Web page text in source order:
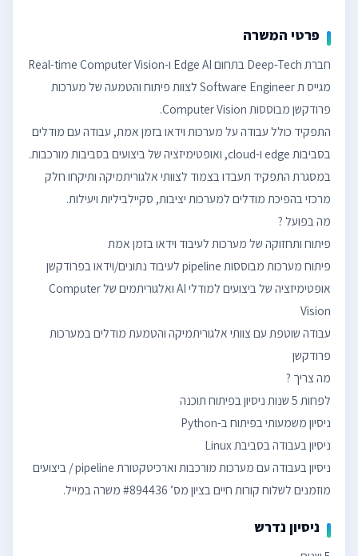
פרטי המשרה
חברת Deep-Tech בתחום Edge AI ו-Real-time Computer Vision
מגייס ת Software Engineer לצוות פיתוח והטמעה של מערכות
התפקיד כולל עבודה על מערכות וידאו בזמן אמת, עבודה עם מודלים
במסגרת התפקיד תעבדו בצמוד לצוותי אלגוריתמיקה ותיקחו חלק
אופטימיזציה של ביצועים למודלי AI ואלגוריתמים של Computer
עבודה שוטפת עם צוותי אלגוריתמיקה והטמעת מודלים במערכות
מוזמנים לשלוח קורות חיים בציון מס’ #894436 משרה במייל.
ניסיון נדרש